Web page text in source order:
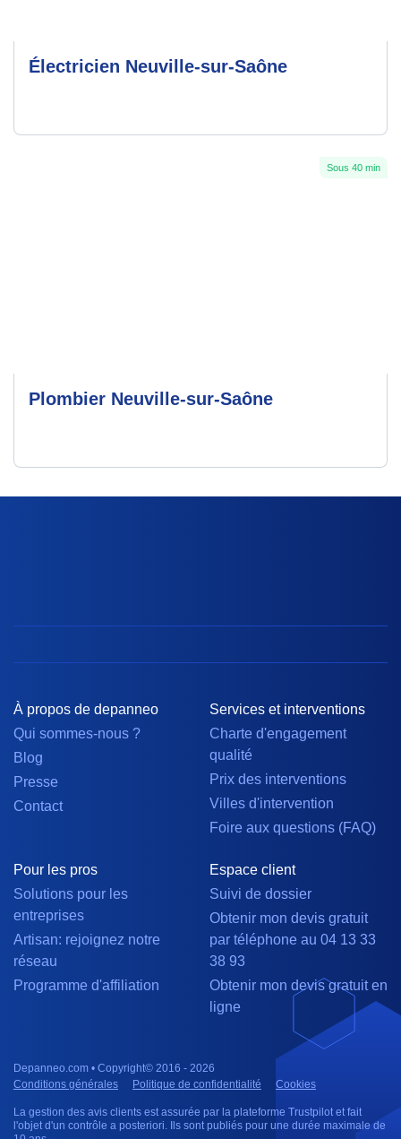
Électricien Neuville-sur-Saône
Sous 40 min
Plombier Neuville-sur-Saône
À propos de depanneo
Qui sommes-nous ?
Blog
Presse
Contact
Services et interventions
Charte d'engagement
qualité
Prix des interventions
Villes d'intervention
Foire aux questions (FAQ)
Pour les pros
Solutions pour les
entreprises
Artisan: rejoignez notre
réseau
Programme d'affiliation
Espace client
Suivi de dossier
Obtenir mon devis gratuit
par téléphone au 04 13 33
38 93
Obtenir mon devis gratuit en
ligne
Depanneo.com • Copyright© 2016 - 2026
Conditions générales
Politique de confidentialité Cookies
La gestion des avis clients est assurée par la plateforme Trustpilot et fait
l'objet d'un contrôle a posteriori. Ils sont publiés pour une durée maximale de